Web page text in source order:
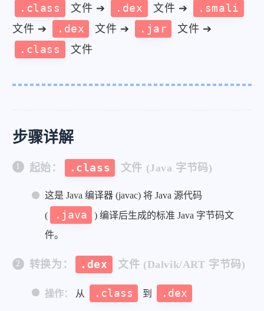
.class 文件 ➔ .dex 文件 ➔
.smali
文件 ➔
.dex 文件 ➔ .jar
文件 ➔
.class
文件
步骤详解
起始： .class 文件 (Java 字节码)
这是 Java 编译器 (javac) 将 Java 源代码
(
.java
) 编译后生成的标准 Java 字节码文
件。
转换为： .dex 文件 (Dalvik/ART 字节码)
操作： 从 .class 到 .dex